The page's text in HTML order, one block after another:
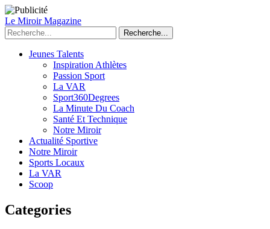
Le Miroir Magazine
Recherche...
Jeunes Talents
Inspiration Athlètes
Passion Sport
La VAR
Sport360Degrees
La Minute Du Coach
Santé Et Technique
Notre Miroir
Actualité Sportive
Notre Miroir
Sports Locaux
La VAR
Scoop
Categories